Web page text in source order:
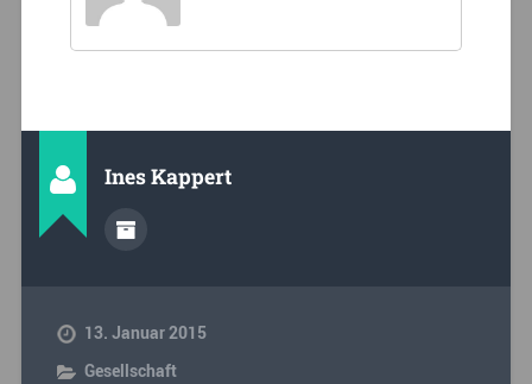
Ines Kappert
13. Januar 2015
Gesellschaft